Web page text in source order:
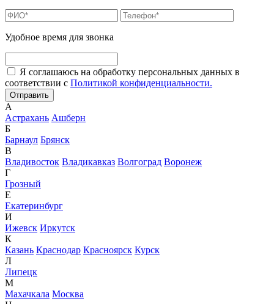
Удобное время для звонка
Я соглашаюсь на обработку персональных данных в
соответствии с Политикой конфиденциальности.
А
Астрахань Ашберн
Б
Барнаул Брянск
В
Владивосток Владикавказ Волгоград Воронеж
Г
Грозный
Е
Екатеринбург
И
Ижевск Иркутск
К
Казань Краснодар Красноярск Курск
Л
Липецк
М
Махачкала Москва